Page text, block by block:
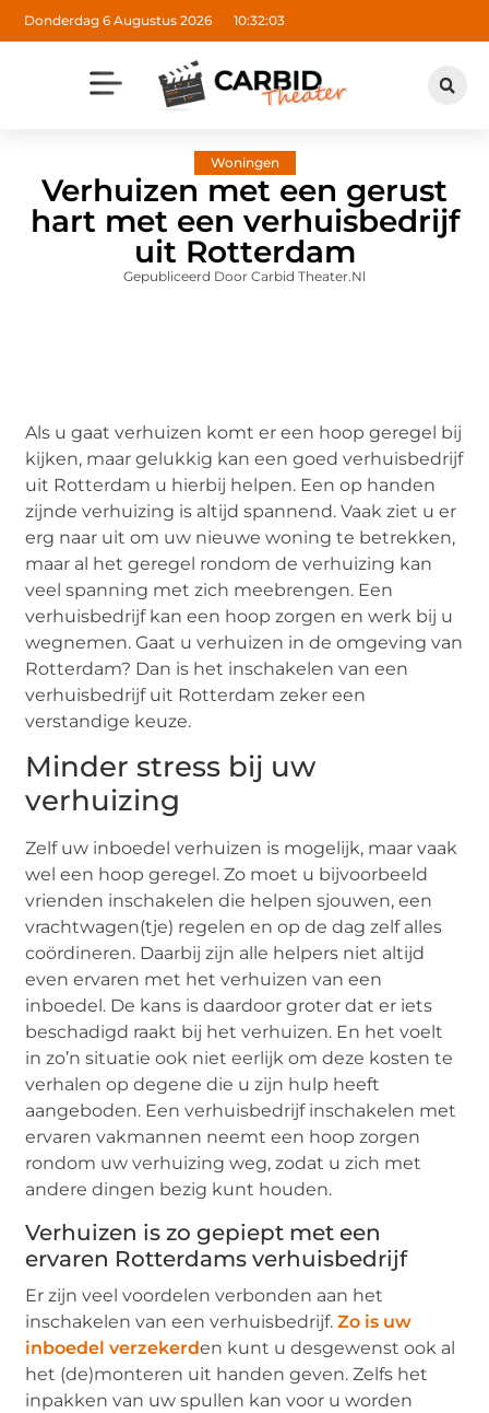
Donderdag 6 Augustus 2026 10:32:04
Woningen
Verhuizen met een gerust
hart met een verhuisbedrijf
uit Rotterdam
Gepubliceerd Door Carbid Theater.nl
Als u gaat verhuizen komt er een hoop geregel bij
kijken, maar gelukkig kan een goed verhuisbedrijf
uit Rotterdam u hierbij helpen. Een op handen
zijnde verhuizing is altijd spannend. Vaak ziet u er
erg naar uit om uw nieuwe woning te betrekken,
maar al het geregel rondom de verhuizing kan
veel spanning met zich meebrengen. Een
verhuisbedrijf kan een hoop zorgen en werk bij u
wegnemen. Gaat u verhuizen in de omgeving van
Rotterdam? Dan is het inschakelen van een
verhuisbedrijf uit Rotterdam zeker een
verstandige keuze.
Minder stress bij uw
verhuizing
Zelf uw inboedel verhuizen is mogelijk, maar vaak
wel een hoop geregel. Zo moet u bijvoorbeeld
vrienden inschakelen die helpen sjouwen, een
vrachtwagen(tje) regelen en op de dag zelf alles
coördineren. Daarbij zijn alle helpers niet altijd
even ervaren met het verhuizen van een
inboedel. De kans is daardoor groter dat er iets
beschadigd raakt bij het verhuizen. En het voelt
in zo’n situatie ook niet eerlijk om deze kosten te
verhalen op degene die u zijn hulp heeft
aangeboden. Een verhuisbedrijf inschakelen met
ervaren vakmannen neemt een hoop zorgen
rondom uw verhuizing weg, zodat u zich met
andere dingen bezig kunt houden.
Verhuizen is zo gepiept met een
ervaren Rotterdams verhuisbedrijf
Er zijn veel voordelen verbonden aan het
inschakelen van een verhuisbedrijf.Zo is uw
inboedel verzekerden kunt u desgewenst ook al
het (de)monteren uit handen geven. Zelfs het
inpakken van uw spullen kan voor u worden